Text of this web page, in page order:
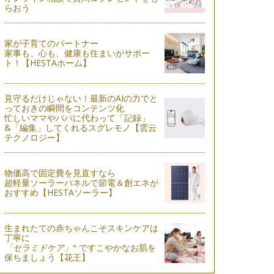
らおう
家が子育てのパートナー
家事も、心も、健康も住まいがサポー
ト！【HESTAホーム】
見守るだけじゃない！最新のAIの力でと
っておきの瞬間をコンテンツ化
忙しいママやパパに代わって「記録」
&「編集」してくれるスグレモノ【雲云
テクノロジー】
物価高で固定費を見直すなら
超軽量ソーラーパネルで節電＆創エネが
おすすめ【HESTAソーラー】
生まれたての赤ちゃんこそスキンケアは
丁寧に
「セラミドケア」 ※ですこやかなお肌を
保ちましょう【花王】